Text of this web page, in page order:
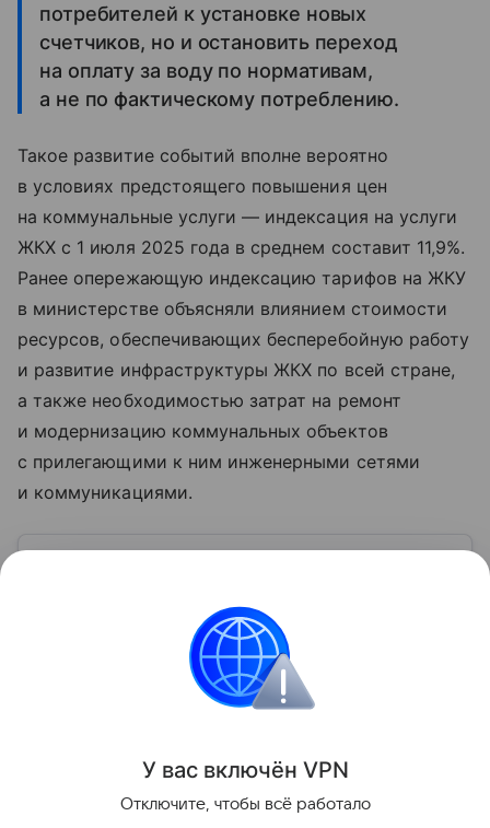
потребителей к установке новых
счетчиков, но и остановить переход
на оплату за воду по нормативам,
а не по фактическому потреблению.
Такое развитие событий вполне вероятно
в условиях предстоящего повышения цен
на коммунальные услуги — индексация на услуги
ЖКХ с 1 июля 2025 года в среднем составит 11,9%.
Ранее опережающую индексацию тарифов на ЖКУ
в министерстве объясняли влиянием стоимости
ресурсов, обеспечивающих бесперебойную работу
и развитие инфраструктуры ЖКХ по всей стране,
а также необходимостью затрат на ремонт
и модернизацию коммунальных объектов
с прилегающими к ним инженерными сетями
и коммуникациями.
приумножить свои накопления
Просто и емко расскажем об инвестициях для
новичков и перечислим их основные ошибки.
Поделиться
У вас включён VPN
Отключите, чтобы всё работало